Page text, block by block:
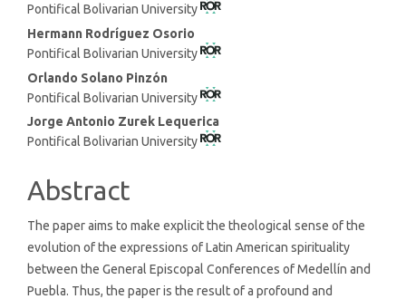
Pontifical Bolivarian University
Hermann Rodríguez Osorio
Pontifical Bolivarian University
Orlando Solano Pinzón
Pontifical Bolivarian University
Jorge Antonio Zurek Lequerica
Pontifical Bolivarian University
Abstract
The paper aims to make explicit the theological sense of the
evolution of the expressions of Latin American spirituality
between the General Episcopal Conferences of Medellín and
Puebla. Thus, the paper is the result of a profound and